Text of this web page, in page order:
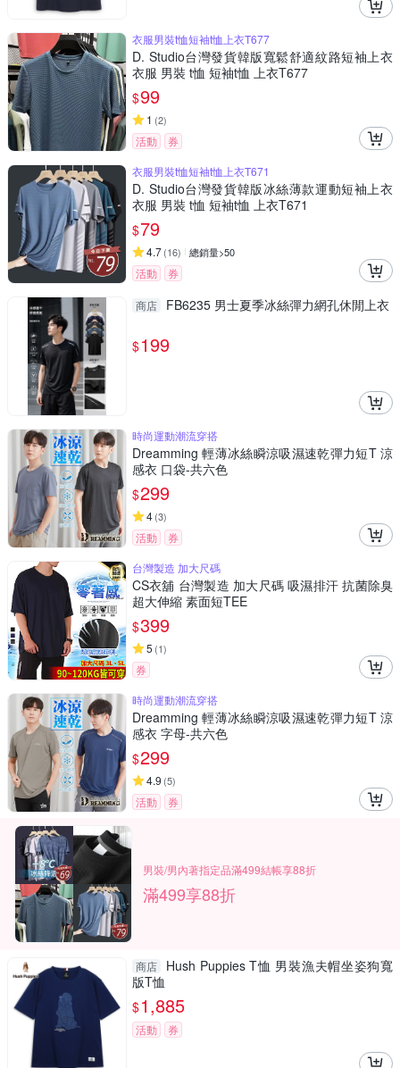
衣服男裝t恤短袖t恤上衣T677
D. Studio台灣發貨韓版寬鬆舒適紋路短袖上衣
衣服 男裝 t恤 短袖t恤 上衣T677
$99
1 (2)
活動
券
衣服男裝t恤短袖t恤上衣T671
D. Studio台灣發貨韓版冰絲薄款運動短袖上衣
衣服 男裝 t恤 短袖t恤 上衣T671
$79
4.7(16) 總銷量>50
活動 券
商店 FB6235 男士夏季冰絲彈力網孔休閒上衣
$199
時尚運動潮流穿搭
Dreamming 輕薄冰絲瞬涼吸濕速乾彈力短T 涼
感衣 口袋-共六色
$299
4(3)
活動
券
台灣製造 加大尺碼
CS衣舖 台灣製造 加大尺碼 吸濕排汗 抗菌除臭
超大伸縮 素面短TEE
$399
5 (1)
券
時尚運動潮流穿搭
Dreamming 輕薄冰絲瞬涼吸濕速乾彈力短T 涼
感衣 字母-共六色
$299
4.9 (5)
活動 券
男裝/男內著指定品滿499結帳享88折
滿499享88折
商店
Hush Puppies T恤 男裝漁夫帽坐姿狗寬
版T恤
$1,885
活動 券